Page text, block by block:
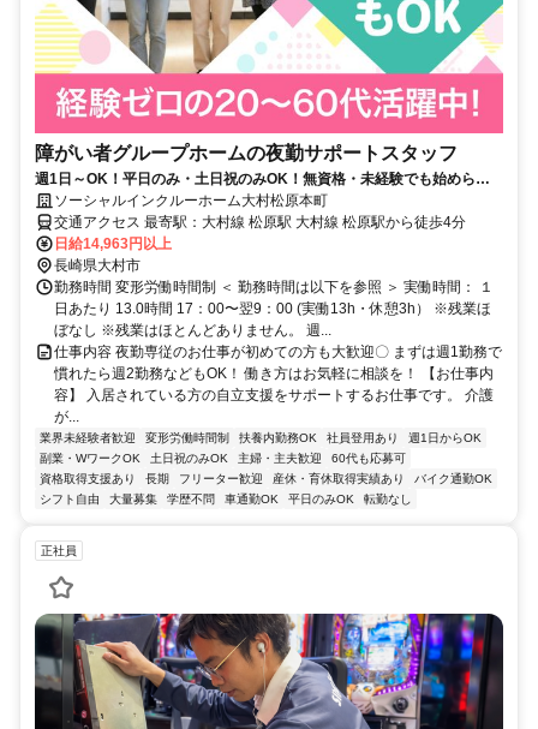
障がい者グループホームの夜勤サポートスタッフ
週1日～OK！平日のみ・土日祝のみOK！無資格・未経験でも始められ
ます。目の前の人に喜んでいただくことに、一生懸命になれる仕事で
す。
ソーシャルインクルーホーム大村松原本町
交通アクセス 最寄駅：大村線 松原駅 大村線 松原駅から徒歩4分
日給14,963円以上
長崎県大村市
勤務時間 変形労働時間制 ＜ 勤務時間は以下を参照 ＞ 実働時間： １
日あたり 13.0時間 17：00〜翌9：00 (実働13h・休憩3h） ※残業ほ
ぼなし ※残業はほとんどありません。 週...
仕事内容 夜勤専従のお仕事が初めての方も大歓迎〇 まずは週1勤務で
慣れたら週2勤務などもOK！ 働き方はお気軽に相談を！ 【お仕事内
容】 入居されている方の自立支援をサポートするお仕事です。 介護
が...
業界未経験者歓迎 変形労働時間制 扶養内勤務OK 社員登用あり
週1日からOK
副業・WワークOK
土日祝のみOK 主婦・主夫歓迎
60代も応募可
資格取得支援あり
長期 フリーター歓迎 産休・育休取得実績あり
バイク通勤OK
シフト自由
大量募集 学歴不問 車通勤OK 平日のみOK 転勤なし
正社員